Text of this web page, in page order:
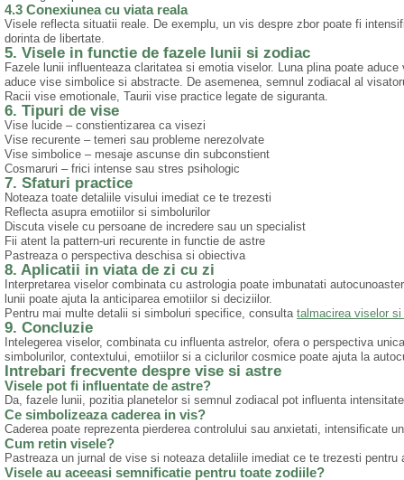
4.3 Conexiunea cu viata reala
Visele reflecta situatii reale. De exemplu, un vis despre zbor poate fi
dorinta de libertate.
5. Visele in functie de fazele lunii si zodiac
Fazele lunii influenteaza claritatea si emotia viselor. Luna plina poate
aduce vise simbolice si abstracte. De asemenea, semnul zodiacal al
Racii vise emotionale, Taurii vise practice legate de siguranta.
6. Tipuri de vise
Vise lucide – constientizarea ca visezi
Vise recurente – temeri sau probleme nerezolvate
Vise simbolice – mesaje ascunse din subconstient
Cosmaruri – frici intense sau stres psihologic
7. Sfaturi practice
Noteaza toate detaliile visului imediat ce te trezesti
Reflecta asupra emotiilor si simbolurilor
Discuta visele cu persoane de incredere sau un specialist
Fii atent la pattern-uri recurente in functie de astre
Pastreaza o perspectiva deschisa si obiectiva
8. Aplicatii in viata de zi cu zi
Interpretarea viselor combinata cu astrologia poate imbunatati
lunii poate ajuta la anticiparea emotiilor si deciziilor.
Pentru mai multe detalii si simboluri specifice, consulta talmacirea viselor
9. Concluzie
Intelegerea viselor, combinata cu influenta astrelor, ofera o perspectiva
simbolurilor, contextului, emotiilor si a ciclurilor cosmice poate ajuta la
Intrebari frecvente despre vise si astre
Visele pot fi influentate de astre?
Da, fazele lunii, pozitia planetelor si semnul zodiacal pot influenta
Ce simbolizeaza caderea in vis?
Caderea poate reprezenta pierderea controlului sau anxietati, intensificate
Cum retin visele?
Pastreaza un jurnal de vise si noteaza detaliile imediat ce te trezesti
Visele au aceeasi semnificatie pentru toate zodiile?